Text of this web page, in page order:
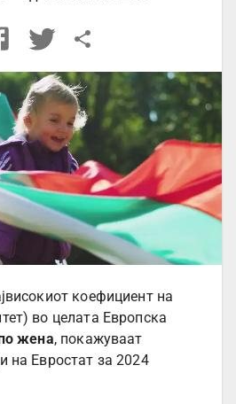
коефициент на
во целата Европска
жена, покажуваат
на Евростат за 2024